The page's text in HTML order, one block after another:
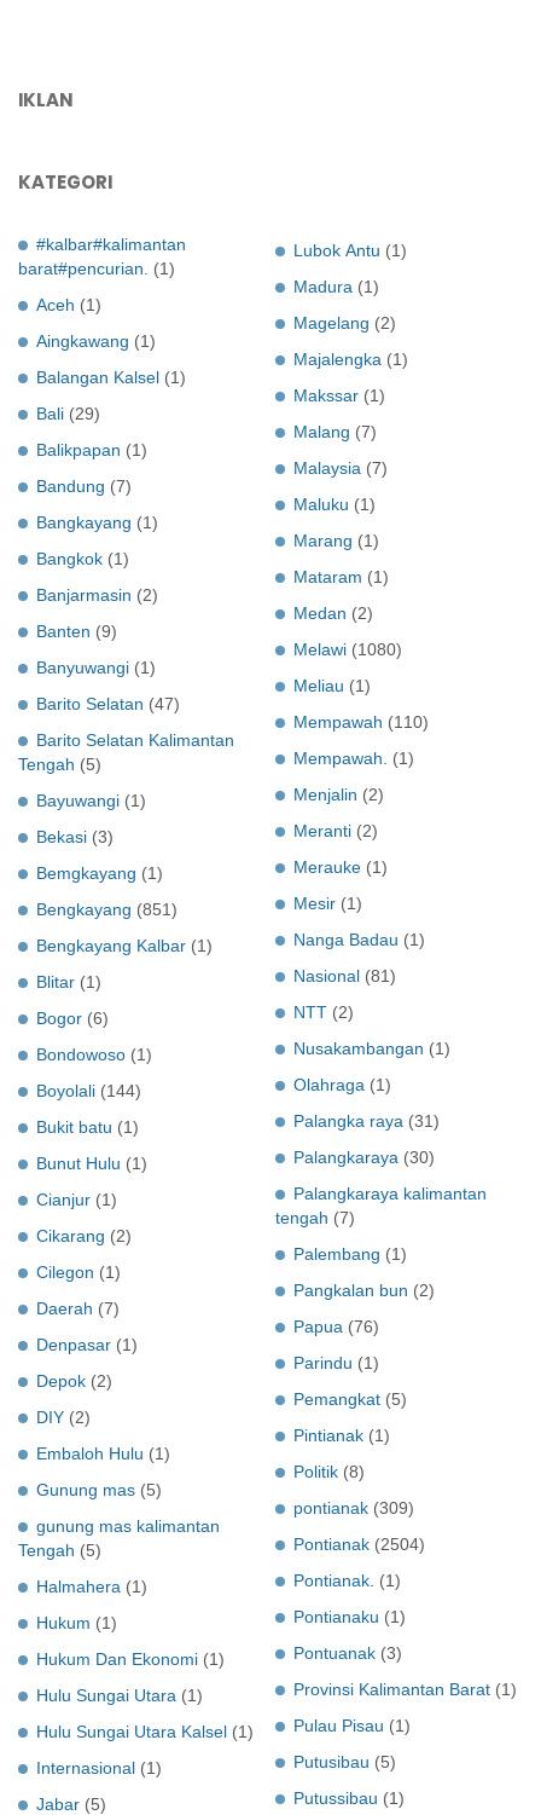
IKLAN
KATEGORI
#kalbar#kalimantan
barat#pencurian.
(1)
Aceh (1)
Aingkawang (1)
Balangan Kalsel (1)
Bali (29)
Balikpapan (1)
Bandung (7)
Bangkayang (1)
Bangkok (1)
Banjarmasin (2)
Banten (9)
Banyuwangi (1)
Barito Selatan (47)
Barito Selatan Kalimantan
Tengah (5)
Bayuwangi (1)
Bekasi (3)
Bemgkayang (1)
Bengkayang (851)
Bengkayang Kalbar (1)
Blitar (1)
Bogor (6)
Bondowoso (1)
Boyolali (144)
Bukit batu (1)
Bunut Hulu (1)
Cianjur (1)
Cikarang (2)
Cilegon (1)
Daerah (7)
Denpasar (1)
Depok (2)
DIY (2)
Embaloh Hulu (1)
Gunung mas (5)
gunung mas kalimantan
Tengah (5)
Halmahera (1)
Hukum (1)
Hukum Dan Ekonomi (1)
Hulu Sungai Utara (1)
Hulu Sungai Utara Kalsel (1)
Internasional (1)
Jabar (5)
Lubok Antu (1)
Madura (1)
Magelang (2)
Majalengka (1)
Makssar (1)
Malang (7)
Malaysia (7)
Maluku (1)
Marang (1)
Mataram (1)
Medan (2)
Melawi (1080)
Meliau (1)
Mempawah (110)
Mempawah.
(1)
Menjalin (2)
Meranti (2)
Merauke (1)
Mesir (1)
Nanga Badau (1)
Nasional (81)
NTT (2)
Nusakambangan (1)
Olahraga (1)
Palangka raya (31)
Palangkaraya (30)
Palangkaraya kalimantan
tengah (7)
Palembang (1)
Pangkalan bun (2)
Papua (76)
Parindu (1)
Pemangkat (5)
Pintianak (1)
Politik (8)
pontianak (309)
Pontianak (2504)
Pontianak. (1)
Pontianaku (1)
Pontuanak (3)
Provinsi Kalimantan Barat (1)
Pulau Pisau (1)
Putusibau (5)
Putussibau (1)